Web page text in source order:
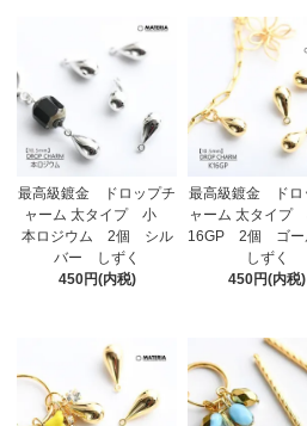
最高級鍍金 ドロップチ
ャーム 太タイプ 小
本ロジウム 2個 シル
バー しずく
450円(内税)
最高級鍍金 ドロ
ャーム 太タイ
16GP 2個 ゴ
しずく
450円(内税)